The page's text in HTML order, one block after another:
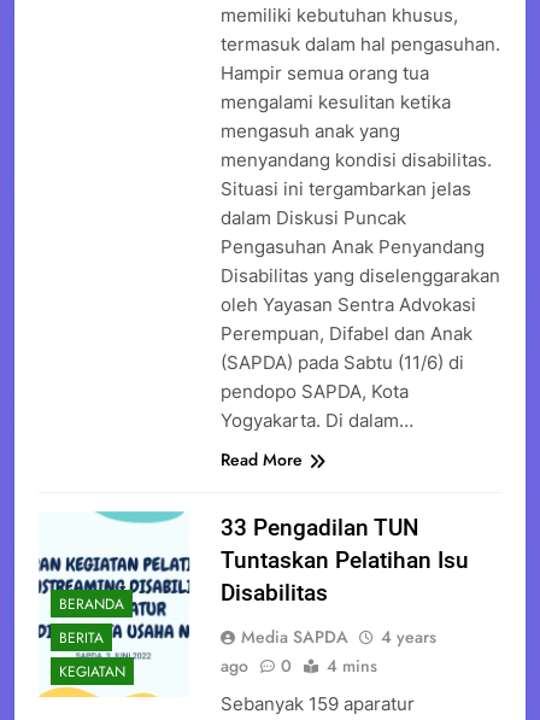
memiliki kebutuhan khusus,
termasuk dalam hal pengasuhan.
Hampir semua orang tua
mengalami kesulitan ketika
mengasuh anak yang
menyandang kondisi disabilitas.
Situasi ini tergambarkan jelas
dalam Diskusi Puncak
Pengasuhan Anak Penyandang
Disabilitas yang diselenggarakan
oleh Yayasan Sentra Advokasi
Perempuan, Difabel dan Anak
(SAPDA) pada Sabtu (11/6) di
pendopo SAPDA, Kota
Yogyakarta. Di dalam…
Read More
BERANDA
BERITA
KEGIATAN
33 Pengadilan TUN
Tuntaskan Pelatihan Isu
Disabilitas
Media SAPDA
4 years
ago
0 4 mins
Sebanyak 159 aparatur